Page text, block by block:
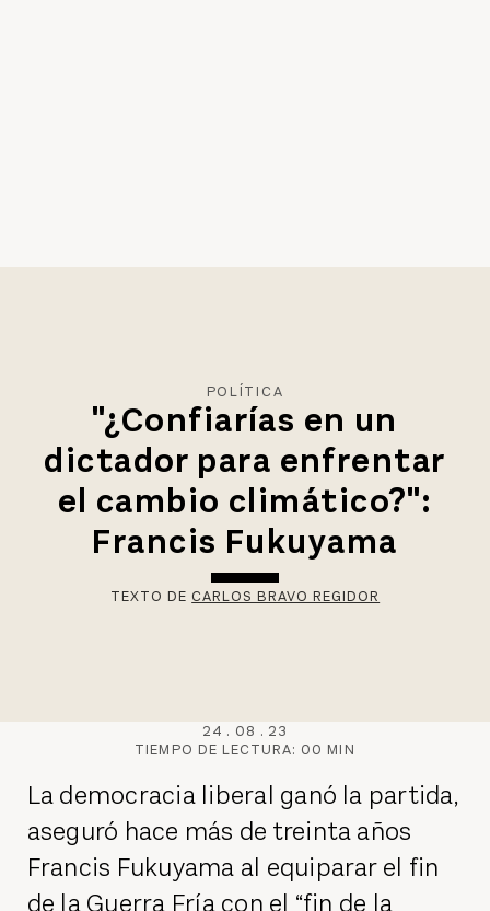
POLÍTICA
"¿Confiarías en un
dictador para enfrentar
el cambio climático?":
Francis Fukuyama
TEXTO DE CARLOS BRAVO REGIDOR
24 . 08 . 23
TIEMPO DE LECTURA: 00 MIN
La democracia liberal ganó la partida,
aseguró hace más de treinta años
Francis Fukuyama al equiparar el fin